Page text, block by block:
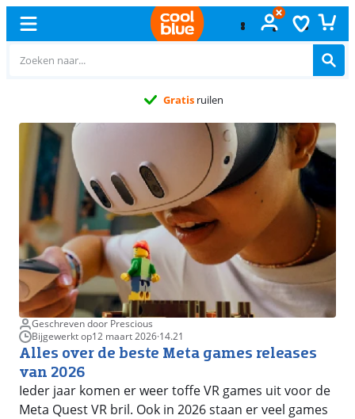
Gratis ruilen
Geschreven door Prescious
Bijgewerkt op12 maart 2026·14.21
Alles over de beste Meta games releases
van 2026
Ieder jaar komen er weer toffe VR games uit voor de
Meta Quest VR bril. Ook in 2026 staan er veel games